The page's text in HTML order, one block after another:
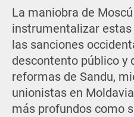
La maniobra de
instrumentalizar estas
las sanciones
descontento público y
reformas de Sandu,
unionistas en
más profundos como